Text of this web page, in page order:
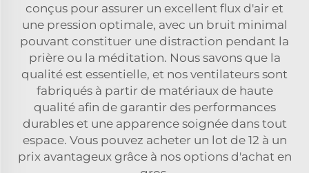
conçus pour assurer un excellent flux d'air et
une pression optimale, avec un bruit minimal
pouvant constituer une distraction pendant la
prière ou la méditation. Nous savons que la
qualité est essentielle, et nos ventilateurs sont
fabriqués à partir de matériaux de haute
qualité afin de garantir des performances
durables et une apparence soignée dans tout
espace. Vous pouvez acheter un lot de 12 à un
prix avantageux grâce à nos options d'achat en